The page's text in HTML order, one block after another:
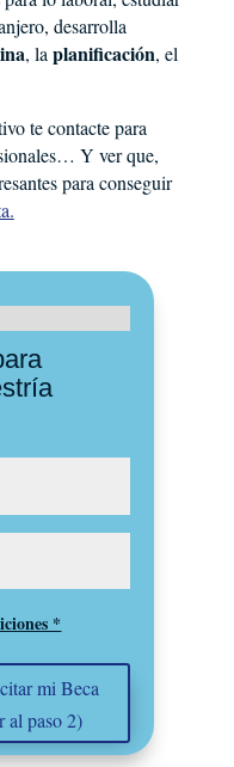
desarrolla
, laplanificación, el
te contacte para
Y ver que,
para conseguir
*
mi Beca
al paso 2)